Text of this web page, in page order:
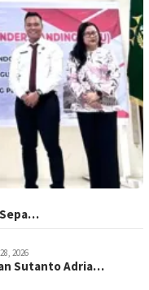
2026
Sutanto Adria…